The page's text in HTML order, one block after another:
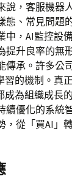
說，客服機器
態、常見問題
中，AI監控設
提升良率的無
傳承。許多公
的機制。真
為組織成長
續優化的系統
從「買AI」